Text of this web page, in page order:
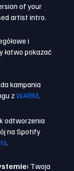
of your
artist intro.
i
łatwo pokazać
kampania
zWARM.
odtworzenia
na Spotify
.
Twoja